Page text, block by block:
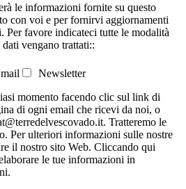
le informazioni fornite su questo
con voi e per fornirvi aggiornamenti
Per favore indicateci tutte le modalità
vengano trattati::
Newsletter
momento facendo clic sul link di
di ogni email che ricevi da noi, o
Tratteremo le
Per ulteriori informazioni sulle nostre
il nostro sito Web. Cliccando qui
le tue informazioni in